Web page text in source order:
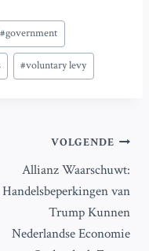
#government
#voluntary levy
VOLGENDE
Allianz Waarschuwt:
Handelsbeperkingen van
Trump Kunnen
Nederlandse Economie